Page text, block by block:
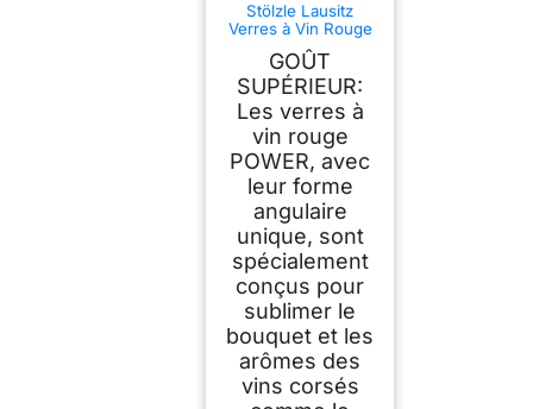
Stölzle Lausitz
Verres à Vin Rouge
Power Lot de 6,
520ml – Verres
Premium pour Vins
Corsés – Verres
Modernes avec
Design Angulaire
pour un Arôme
Optimal – Résistant
au Lave-Vaisselle et
aux Chocs
GOÛT
SUPÉRIEUR:
Les verres à
vin rouge
POWER, avec
leur forme
angulaire
unique, sont
spécialement
conçus pour
sublimer le
bouquet et les
arômes des
vins corsés